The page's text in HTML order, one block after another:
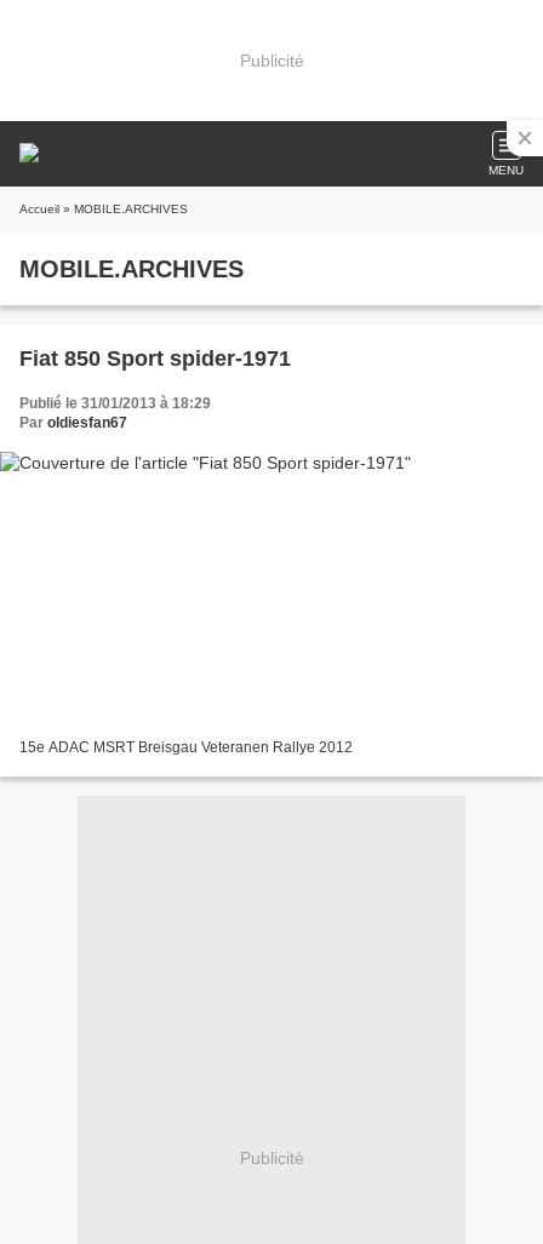
Publicité
MENU
Accueil » MOBILE.ARCHIVES
MOBILE.ARCHIVES
Fiat 850 Sport spider-1971
Publié le 31/01/2013 à 18:29
Par oldiesfan67
15e ADAC MSRT Breisgau Veteranen Rallye 2012
Publicité